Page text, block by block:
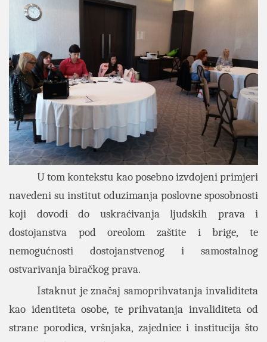
U tom kontekstu kao posebno izvdojeni primjeri
navedeni su institut oduzimanja poslovne sposobnosti
koji dovodi do uskraćivanja ljudskih prava i
dostojanstva pod oreolom zaštite i brige, te
nemogućnosti dostojanstvenog i samostalnog
ostvarivanja biračkog prava.
Istaknut je značaj samoprihvatanja invaliditeta
kao identiteta osobe, te prihvatanja invaliditeta od
strane porodica, vršnjaka, zajednice i institucija što